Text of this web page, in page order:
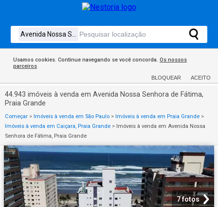
Usamos cookies. Continue navegando se você concorda. Os nossos
parceiros
BLOQUEAR ACEITO
44.943 imóveis à venda em Avenida Nossa Senhora de Fátima,
Praia Grande
Começar > Imóveis à venda em São Paulo > Imóveis à venda em Praia Grande >
Imóveis à venda em Caiçara, Praia Grande > Imóveis à venda em Avenida Nossa
Senhora de Fátima, Praia Grande
7 fotos